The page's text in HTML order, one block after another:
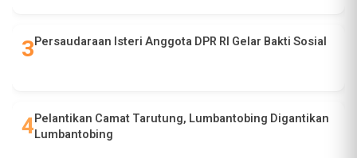
Persaudaraan Isteri Anggota DPR RI Gelar Bakti Sosial
Pelantikan Camat Tarutung, Lumbantobing Digantikan
Lumbantobing